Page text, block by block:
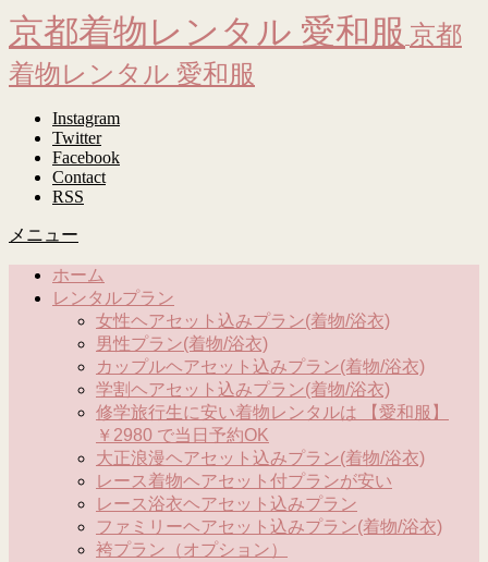
京都着物レンタル 愛和服 京都
着物レンタル 愛和服
Instagram
Twitter
Facebook
Contact
RSS
メニュー
ホーム
レンタルプラン
女性ヘアセット込みプラン(着物/浴衣)
男性プラン(着物/浴衣)
カップルヘアセット込みプラン(着物/浴衣)
学割ヘアセット込みプラン(着物/浴衣)
修学旅行生に安い着物レンタルは 【愛和服】
￥2980 で当日予約OK
大正浪漫ヘアセット込みプラン(着物/浴衣)
レース着物ヘアセット付プランが安い
レース浴衣ヘアセット込みプラン
ファミリーヘアセット込みプラン(着物/浴衣)
袴プラン（オプション）